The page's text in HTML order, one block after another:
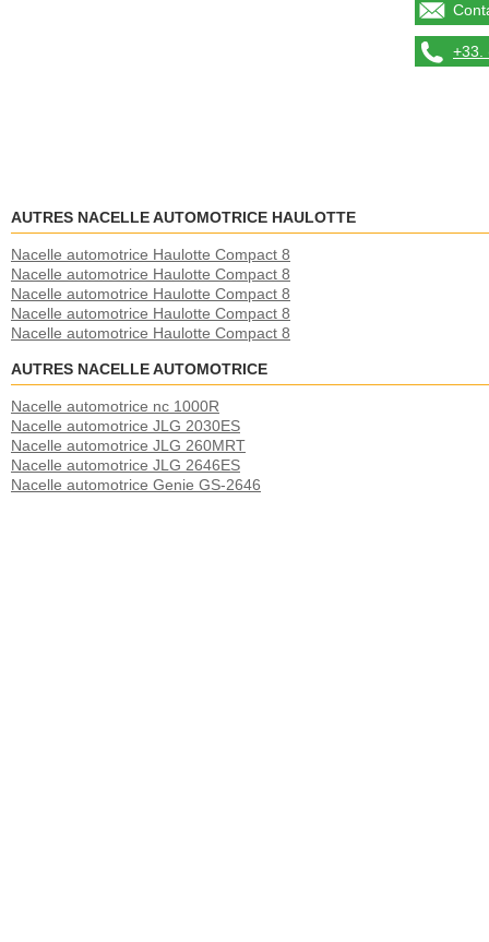
+33.
AUTRES NACELLE AUTOMOTRICE HAULOTTE
Nacelle automotrice Haulotte Compact 8
Nacelle automotrice Haulotte Compact 8
Nacelle automotrice Haulotte Compact 8
Nacelle automotrice Haulotte Compact 8
Nacelle automotrice Haulotte Compact 8
AUTRES NACELLE AUTOMOTRICE
Nacelle automotrice nc 1000R
Nacelle automotrice JLG 2030ES
Nacelle automotrice JLG 260MRT
Nacelle automotrice JLG 2646ES
Nacelle automotrice Genie GS-2646